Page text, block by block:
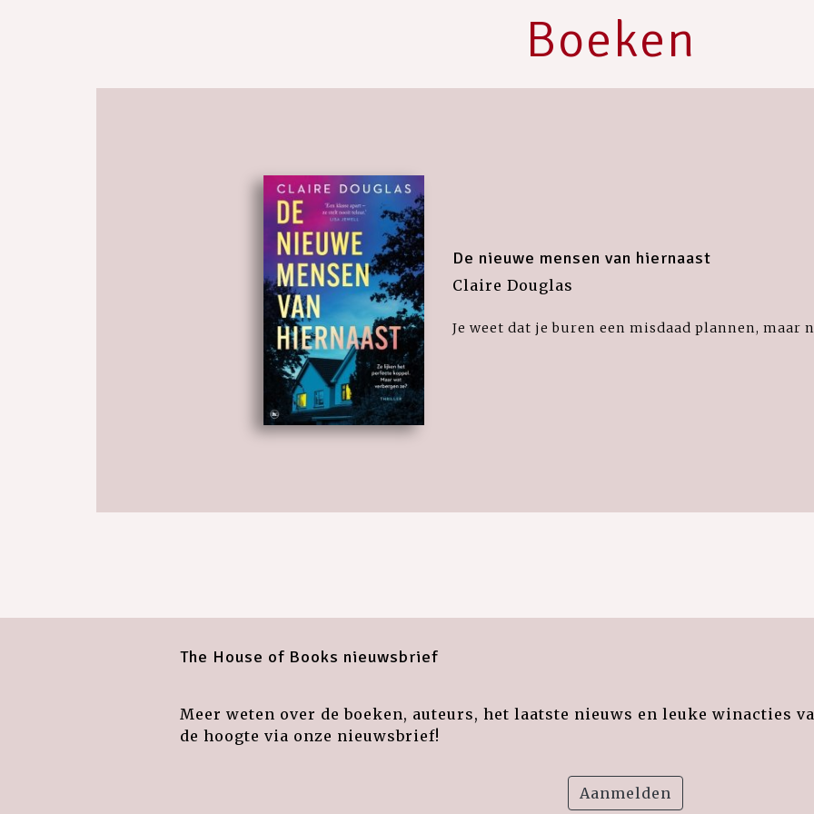
Boeken
De nieuwe mensen van hiernaast
Claire Douglas
Je weet dat je buren een misdaad plannen, maar
The House of Books nieuwsbrief
Meer weten over de boeken, auteurs, het laatste nieuws en leuke winacties
de hoogte via onze nieuwsbrief!
Aanmelden